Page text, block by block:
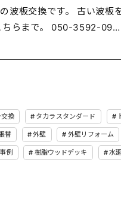
波板交換です。 古い波板
ちらまで。 050-3592-09…
換 タカラスタンダード
替 外壁 外壁リフォーム
例 樹脂ウッドデッキ 水